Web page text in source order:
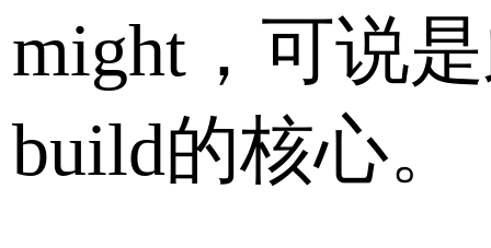
might，可说
build的核心。